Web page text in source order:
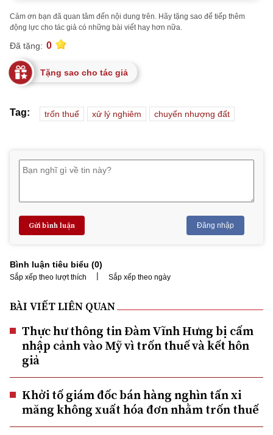
Cảm ơn bạn đã quan tâm đến nội dung trên. Hãy tặng sao để tiếp thêm
động lực cho tác giả có những bài viết hay hơn nữa.
Đã tặng: 0
Tặng sao cho tác giả
Tag: trốn thuế xử lý nghiêm chuyển nhượng đất
Gửi bình luận Đăng nhập
Bình luận tiêu biểu (0)
Sắp xếp theo lượt thích | Sắp xếp theo ngày
BÀI VIẾT LIÊN QUAN
Thực hư thông tin Đàm Vĩnh Hưng bị cấm
nhập cảnh vào Mỹ vì trốn thuế và kết hôn
giả
Khởi tố giám đốc bán hàng nghìn tấn xi
măng không xuất hóa đơn nhằm trốn thuế